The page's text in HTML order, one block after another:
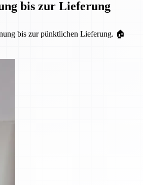
bis zur Lieferung
bis zur pünktlichen Lieferung. 🏠